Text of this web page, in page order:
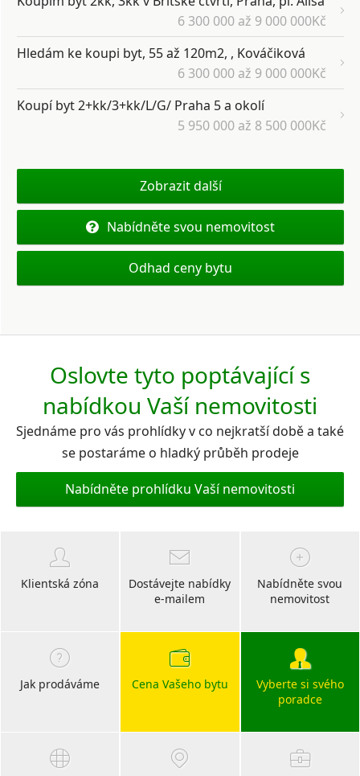
6 300 000 až 9 000 000Kč
Hledám ke koupi byt, 55 až 120m2, , Kováčiková
6 300 000 až 9 000 000Kč
Koupí byt 2+kk/3+kk/L/G/ Praha 5 a okolí
5 950 000 až 8 500 000Kč
Zobrazit další
Nabídněte svou nemovitost
Odhad ceny bytu
Oslovte tyto poptávající s
nabídkou Vaší nemovitosti
Sjednáme pro vás prohlídky v co nejkratší době a také
se postaráme o hladký průběh prodeje
Nabídněte prohlídku Vaší nemovitosti
Klientská zóna
Dostávejte nabídky
e-mailem
Nabídněte svou
nemovitost
Jak prodáváme Cena Vašeho bytu
Vyberte si svého
poradce